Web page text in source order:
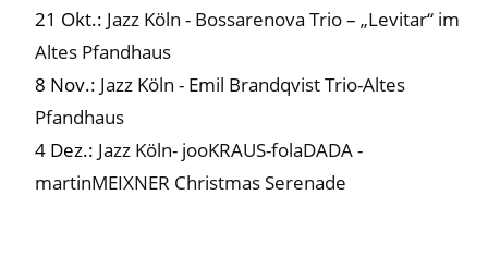
21 Okt.: Jazz Köln - Bossarenova Trio – „Levitar“ im
Altes Pfandhaus
8 Nov.: Jazz Köln - Emil Brandqvist Trio-Altes
Pfandhaus
4 Dez.: Jazz Köln- jooKRAUS-folaDADA -
martinMEIXNER Christmas Serenade